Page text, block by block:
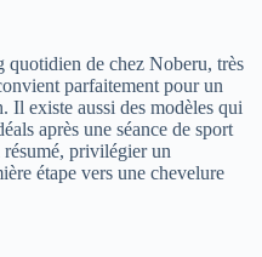
quotidien de chez Noberu, très
parfaitement pour un
Il existe aussi des modèles qui
après une séance de sport
résumé, privilégier un
étape vers une chevelure